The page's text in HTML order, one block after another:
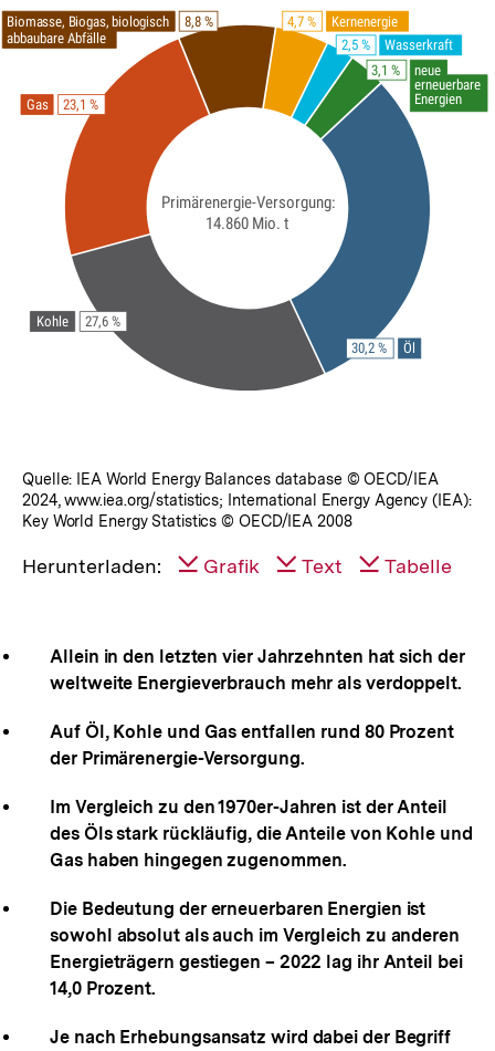
Quelle: IEA World Energy Balances database © OECD/IEA
2024, www.iea.org/statistics; International Energy Agency (IEA):
Key World Energy Statistics © OECD/IEA 2008
Herunterladen: Grafik Text Tabelle
Allein in den letzten vier Jahrzehnten hat sich der
weltweite Energieverbrauch mehr als verdoppelt.
Auf Öl, Kohle und Gas entfallen rund 80 Prozent
der Primärenergie-Versorgung.
Im Vergleich zu den 1970er-Jahren ist der Anteil
des Öls stark rückläufig, die Anteile von Kohle und
Gas haben hingegen zugenommen.
Die Bedeutung der erneuerbaren Energien ist
sowohl absolut als auch im Vergleich zu anderen
Energieträgern gestiegen – 2022 lag ihr Anteil bei
14,0 Prozent.
Je nach Erhebungsansatz wird dabei der Begriff